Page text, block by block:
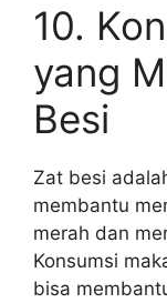
10.
yang
Besi
Zat besi
membantu
merah dan
Konsumsi
bisa